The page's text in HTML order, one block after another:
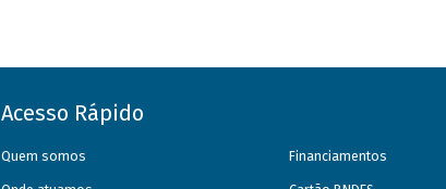
Acesso Rápido
Quem somos Financiamentos